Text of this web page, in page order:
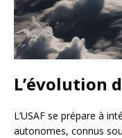
L’évolution
L’USAF se prépare à
autonomes, connus